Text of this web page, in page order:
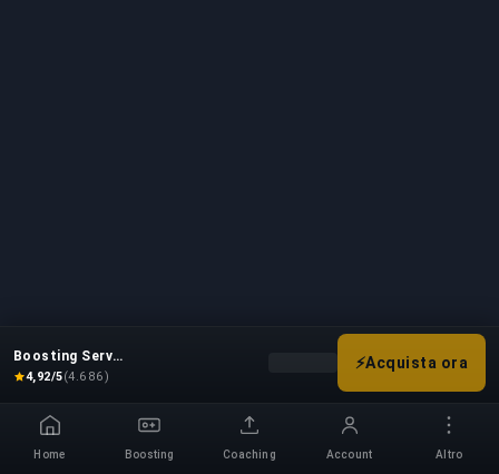
Boosting Service
4,92/5(4.686)
⚡Acquista ora
Scegli le tue opzioni di boost
Home Boosting Coaching Account Altro